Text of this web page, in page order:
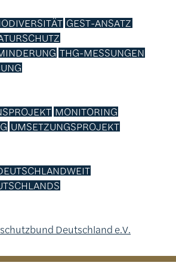
GEST-ANSATZ
THG-MESSUNGEN
MONITORING
UMSETZUNGSPROJEKT
Deutschland e.V.